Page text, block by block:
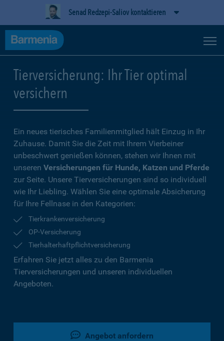
Senad Redzepi-Saliov kontaktieren
Tierversicherung: Ihr Tier optimal
versichern
Ein neues tierisches Familienmitglied hält Einzug in Ihr
Zuhause. Damit Sie die Zeit mit Ihrem Vierbeiner
unbeschwert genießen können, stehen wir Ihnen mit
unseren Versicherungen für Hunde, Katzen und Pferde
zur Seite. Unsere Tierversicherungen sind so individuell
wie Ihr Liebling. Wählen Sie eine optimale Absicherung
für Ihre Fellnase in den Kategorien:
Tierkrankenversicherung
OP-Versicherung
Tierhalterhaftpflichtversicherung
Erfahren Sie jetzt alles zu den Barmenia
Tierversicherungen und unseren individuellen
Angeboten.
Angebot anfordern